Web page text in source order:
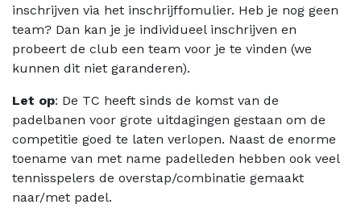
inschrijven via het inschrijffomulier. Heb je nog geen
team? Dan kan je je individueel inschrijven en
probeert de club een team voor je te vinden (we
kunnen dit niet garanderen).
Let op: De TC heeft sinds de komst van de
padelbanen voor grote uitdagingen gestaan om de
competitie goed te laten verlopen. Naast de enorme
toename van met name padelleden hebben ook veel
tennisspelers de overstap/combinatie gemaakt
naar/met padel.